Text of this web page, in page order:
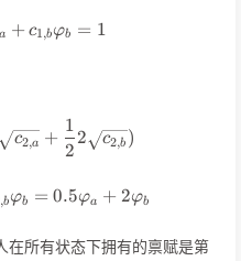
} c_{1,0} +
+ c1,bφb = 1
2 \sqrt {c_{2,0}} +
c2,a +
2
1
2 c2,b)
} c_{2,0} +
,bφb = 0.5φa + 2φb
在所有状态下拥有的禀赋是第